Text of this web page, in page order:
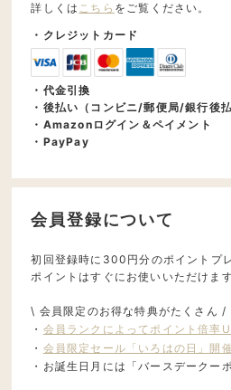
詳しくは こちら をご覧ください。
・クレジットカード
・代金引換
・後払い（コンビニ/郵便局/銀行後払
・Amazonログイン＆ペイメント
・PayPay
会員登録について
初回登録時に300円分のポイントプ
ポイントはすぐにお使いいただけま
\ 会員限定のお得な特典がたくさん /
・ 会員ランクによってポイント倍率
・ 会員限定セール「いろはの日」開催
・お誕生日月には「バースデークー